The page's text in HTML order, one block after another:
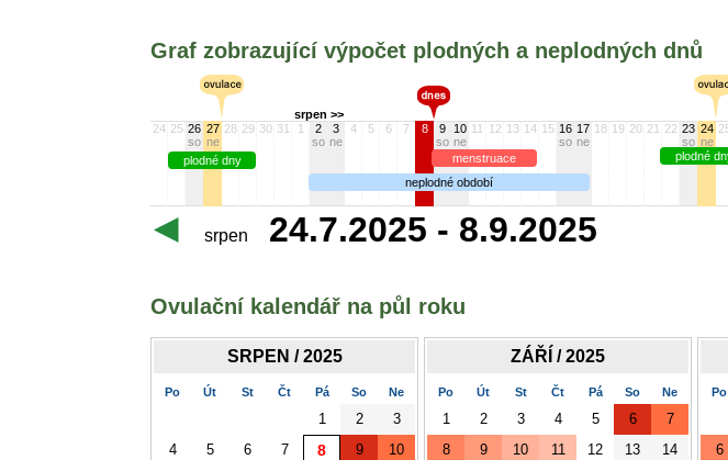
Graf zobrazující výpočet plodných a neplodných dnů
srpen >>
24 25 26
so
27
ne
28 29 30 31 1
2
so
3
ne
4 5 6 7 8
9
so
10
ne
11 12 13 14 15 16
so
17
ne
18 19 20 21 22 23
so
24
ne
plodné dny menstruace plodné
neplodné období
srpen 24.7.2025 - 8.9.2025
Ovulační kalendář na půl roku
SRPEN / 2025
Po Út St Čt Pá So Ne
1 2
3
4
5 6 7 8 9
10
ZÁŘÍ / 2025
Po Út St Čt Pá So Ne
1 2 3 4 5 6
7
8
9 10 11 12 13
14
Po
6